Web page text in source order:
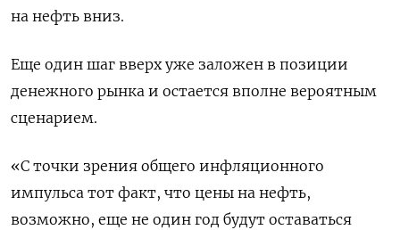
на нефть вниз.
Еще один шаг вверх уже заложен в ‌позиции
денежного рынка и остается вполне вероятным
‌сценарием.
«С точки зрения общего инфляционного
импульса тот факт, что цены на нефть,
возможно, еще ​не один год будут оставаться